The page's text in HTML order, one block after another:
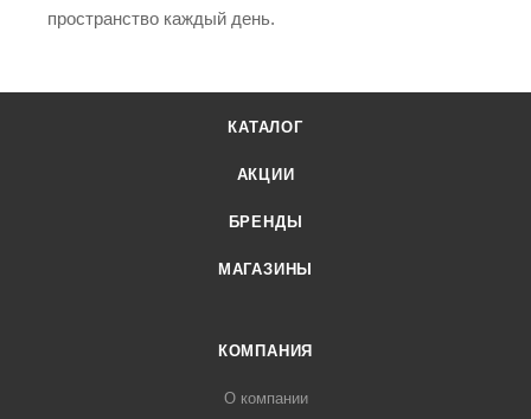
пространство каждый день.
КАТАЛОГ
АКЦИИ
БРЕНДЫ
МАГАЗИНЫ
КОМПАНИЯ
О компании